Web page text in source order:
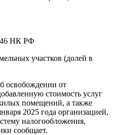
НК РФ
участков (долей в
освобождении от
стоимость услуг
помещений, а также
2025 года организацией,
налогообложения,
сообщает.